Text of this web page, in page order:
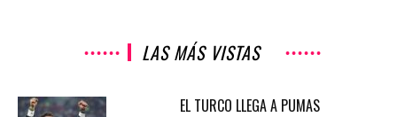
LAS MÁS VISTAS
EL TURCO LLEGA A PUMAS